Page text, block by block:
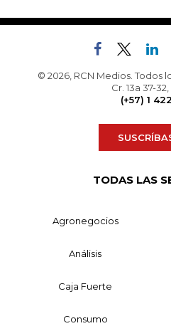
© 2026, RCN Medios. Todos
Cr. 13a 37-
(+57) 1
TODAS LAS
Agronegocios
Análisis
Caja Fuerte
Consumo